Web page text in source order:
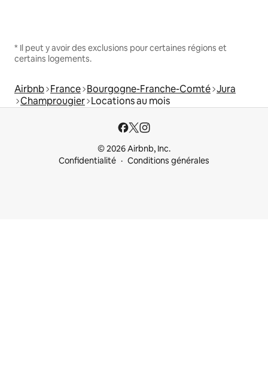
* Il peut y avoir des exclusions pour certaines régions et
certains logements.
Airbnb France Bourgogne-Franche-Comté Jura
Champrougier Locations au mois
© 2026 Airbnb, Inc.
Confidentialité
Conditions générales